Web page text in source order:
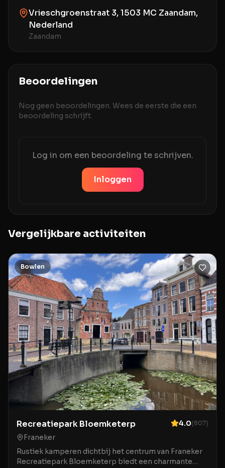
Vrieschgroenstraat 3, 1503 MC Zaandam,
Nederland
Zaandam
Beoordelingen
Nog geen beoordelingen. Wees de eerste die een
beoordeling schrijft.
Log in om een beoordeling te schrijven.
Inloggen
Vergelijkbare activiteiten
Bowlen
Recreatiepark Bloemketerp 4.0(807)
Franeker
Rustiek kamperen dichtbij het centrum van Franeker
Recreatiepark Bloemketerp biedt een charmante